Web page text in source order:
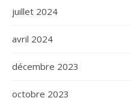
juillet 2024
avril 2024
décembre 2023
octobre 2023